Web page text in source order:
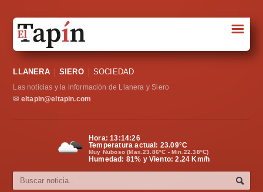
Sociedad
Política
Cultura
☰
LLANERA SIERO SOCIEDAD
Las noticias y la información de Llanera y Siero
✉ eltapin@eltapin.com
Hora:13:14:27
Temperatura actual: 23.09°C
Muy Nuboso (Max.23.86ºC - Min.22.38ºC)
Humedad: 81% y Viento: 2.24 Km/h